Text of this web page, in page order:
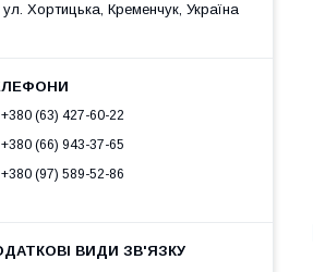
ул. Хортицька, Кременчук, Україна
+380 (63) 427-60-22
+380 (66) 943-37-65
+380 (97) 589-52-86